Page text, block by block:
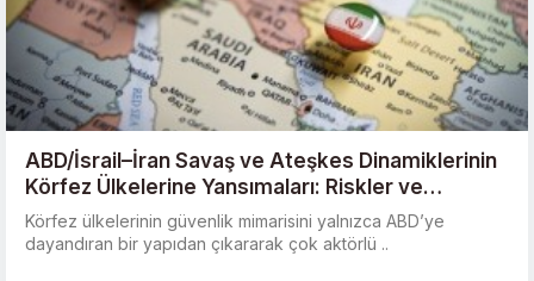
ABD/İsrail–İran Savaş ve Ateşkes Dinamiklerinin
Körfez Ülkelerine Yansımaları: Riskler ve
Stratejik Yönelimler
Körfez ülkelerinin güvenlik mimarisini yalnızca ABD’ye
dayandıran bir yapıdan çıkararak çok aktörlü ..